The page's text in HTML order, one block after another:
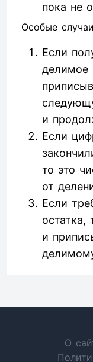
пока не
Особые
Если
делимое
и
Если
то это
от
Если
остатка,
и
О